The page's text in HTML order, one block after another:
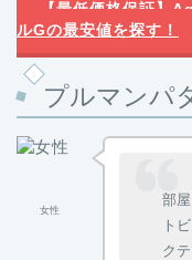
【最低価格保証】
ルGの最安値を探す！
プルマンパ
女性
部
ト
ク